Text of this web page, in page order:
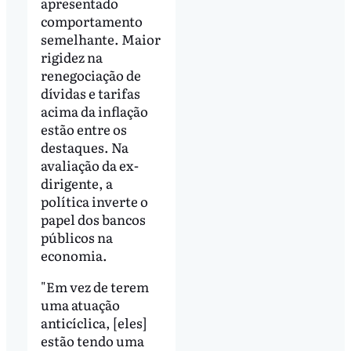
comportamento
semelhante. Maior
rigidez na
renegociação de
dívidas e tarifas
acima da inflação
estão entre os
destaques. Na
avaliação da ex-
dirigente, a
política inverte o
papel dos bancos
públicos na
economia.
"Em vez de terem
uma atuação
anticíclica, [eles]
estão tendo uma